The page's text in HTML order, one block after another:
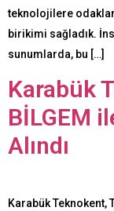
teknolojilere
birikimi sağladık.
sunumlarda, bu […]
Karabük
BİLGEM
Alındı
Karabük Teknokent,